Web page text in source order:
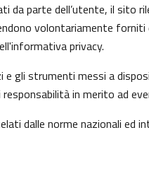
da parte dell’utente, il sito
volontariamente
privacy.
gli strumenti messi a
in merito ad
dalle norme nazionali ed